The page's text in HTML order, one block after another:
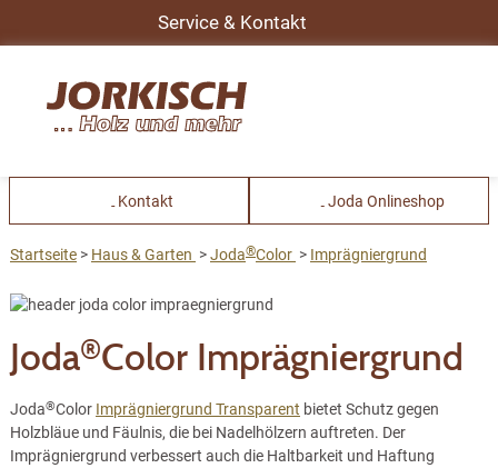
Service & Kontakt
Kontakt Joda Onlineshop
Startseite Haus & Garten Joda®Color Imprägniergrund
Joda®Color Imprägniergrund
Joda®Color Imprägniergrund Transparent bietet Schutz gegen
Holzbläue und Fäulnis, die bei Nadelhölzern auftreten. Der
Imprägniergrund verbessert auch die Haltbarkeit und Haftung